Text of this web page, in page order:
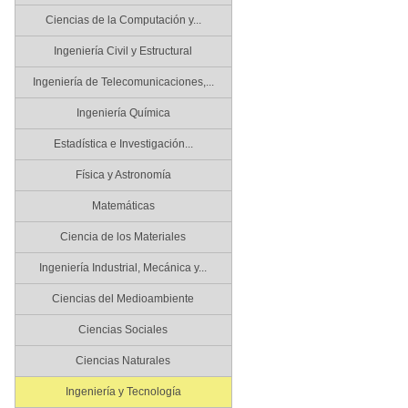
Ciencias de la Computación y...
Ingeniería Civil y Estructural
Ingeniería de Telecomunicaciones,...
Ingeniería Química
Estadística e Investigación...
Física y Astronomía
Matemáticas
Ciencia de los Materiales
Ingeniería Industrial, Mecánica y...
Ciencias del Medioambiente
Ciencias Sociales
Ciencias Naturales
Ingeniería y Tecnología